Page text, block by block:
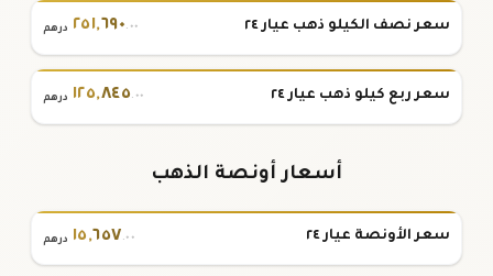
سعر نصف الكيلو ذهب عيار ٢٤ ٢٥١,٦٩٠.٠٠ درهم
سعر ربع كيلو ذهب عيار ٢٤ ١٢٥,٨٤٥.٠٠ درهم
أسعار أونصة الذهب
سعر الأونصة عيار ٢٤ ١٥,٦٥٧.٠٠ درهم